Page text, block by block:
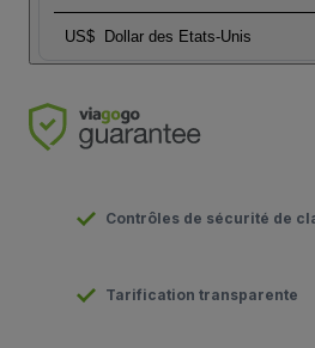
US$ Dollar des Etats-Unis
Contrôles de sécurité de
Tarification transparente